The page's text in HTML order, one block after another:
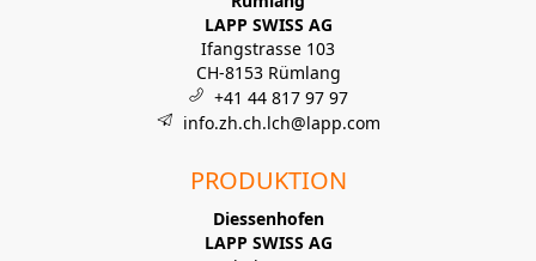
LAPP SWISS AG
Ifangstrasse 103
CH-8153 Rümlang
+41 44 817 97 97
info.zh.ch.lch@lapp.com
PRODUKTION
Diessenhofen
LAPP SWISS AG